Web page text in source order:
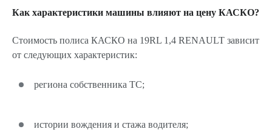
Как характеристики машины влияют на цену КАСКО?
Стоимость полиса КАСКО на 19RL 1,4 RENAULT зависит
от следующих характеристик:
региона собственника ТС;
истории вождения и стажа водителя;